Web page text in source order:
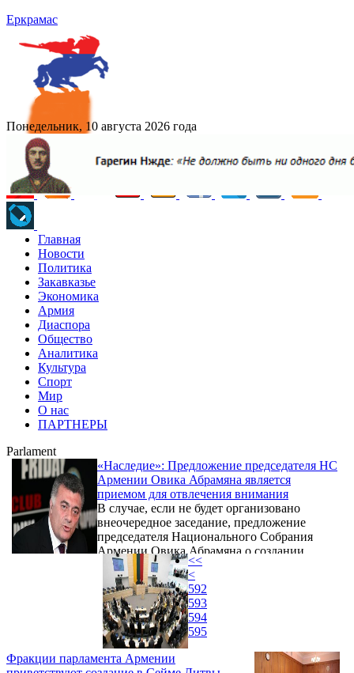
Еркрамас
Понедельник, 10 августа 2026 года
Главная
Новости
Политика
Закавказье
Экономика
Армия
Диаспора
Общество
Аналитика
Культура
Спорт
Мир
О нас
ПАРТНЕРЫ
Parlament
«Наследие»: Предложение председателя НС
Армении Овика Абрамяна является
приемом для отвлечения внимания
В случае, если не будет организовано
внеочередное заседание, предложение
председателя Национального Собрания
Армении Овика Абрамяна о создании
Комиссии по конституционным реформам
будет воспринято в качестве приема для
отвлечения внимания. Об этом в беседе с
корреспондентом Новости Армении –
NEWS.am заявил руководитель
парламентской фракции «Наследие» Рубен
Акопян.
Фракции парламента Армении
<<
<
592
593
594
595